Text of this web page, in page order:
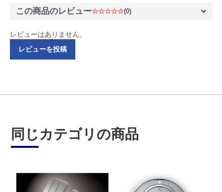
この商品のレビュー☆☆☆☆☆(0)
レビューはありません。
レビューを投稿
同じカテゴリの商品